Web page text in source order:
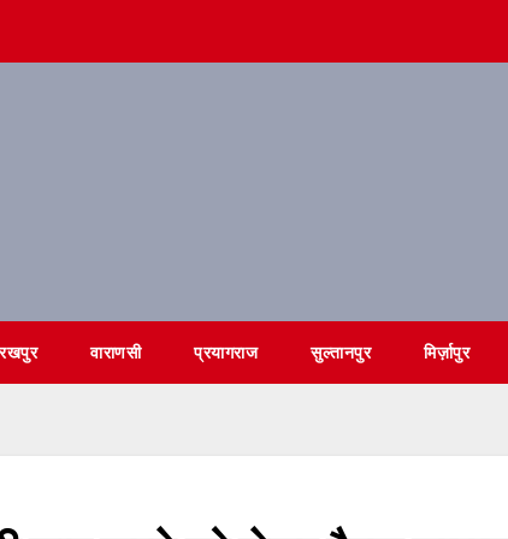
वाराणसी प्रयागराज सुल्तानपुर मिर्ज़ापुर